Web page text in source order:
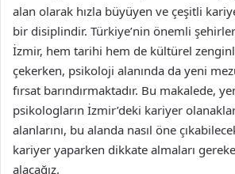
alan olarak hızla büyüyen ve çeşitli
bir disiplindir. Türkiye’nin önemli
İzmir, hem tarihi hem de kültürel
çekerken, psikoloji alanında da yeni
fırsat barındırmaktadır. Bu makalede,
psikologların İzmir’deki kariyer
alanlarını, bu alanda nasıl öne
kariyer yaparken dikkate almaları
alacağız.